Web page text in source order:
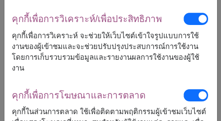
การจัดและดอกไม้อาจจะแตกต่างจากที่เห็นในรูปบ้าง
ราคาเปลี่ยนแปลงตามพื้นที่จัดส่ง
กระบี่
กรุงเทพ
แพร่
ภูเก็ต
คุกกี้เพื่อการวิเคราะห์/เพื่อประสิทธิภาพ
คุกกี้เพื่อการวิเคราะห์ จะช่วยให้เว็บไซต์เข้าใจรูปแบบการใช้
งานของผู้เข้าชมและจะช่วยปรับปรุงประสบการณ์การใช้งาน
โดยการเก็บรวบรวมข้อมูลและรายงานผลการใช้งานของผู้ใช้
งาน
คุกกี้เพื่อการโฆษณาและการตลาด
คุกกี้ในส่วนการตลาด ใช้เพื่อติดตามพฤติกรรมผู้เข้าชมเว็บไซต์